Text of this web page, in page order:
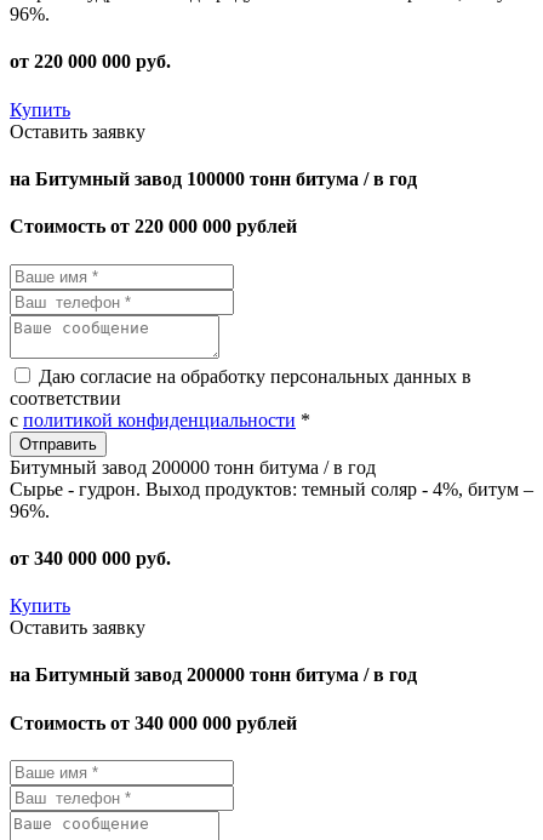
96%.
от 220 000 000 руб.
Купить
Оставить заявку
на Битумный завод 100000 тонн битума / в год
Стоимость от 220 000 000 рублей
Даю согласие на обработку персональных данных в
соответствии
с политикой конфиденциальности *
Битумный завод 200000 тонн битума / в год
Сырье - гудрон. Выход продуктов: темный соляр - 4%, битум –
96%.
от 340 000 000 руб.
Купить
Оставить заявку
на Битумный завод 200000 тонн битума / в год
Стоимость от 340 000 000 рублей